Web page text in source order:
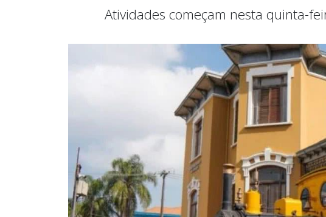
Atividades começam nesta quinta-